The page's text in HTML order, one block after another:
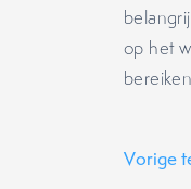
op het
Vorige